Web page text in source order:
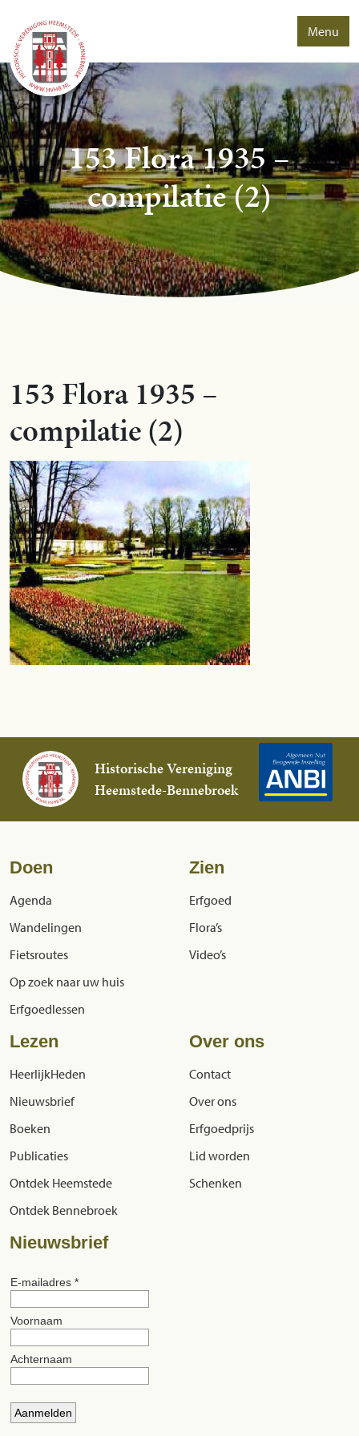
Menu
153 Flora 1935 –
compilatie (2)
153 Flora 1935 –
compilatie (2)
Historische Vereniging
Heemstede-Bennebroek
Doen
Agenda
Wandelingen
Fietsroutes
Op zoek naar uw huis
Erfgoedlessen
Zien
Erfgoed
Flora’s
Video’s
Lezen
HeerlijkHeden
Nieuwsbrief
Boeken
Publicaties
Ontdek Heemstede
Ontdek Bennebroek
Over ons
Contact
Over ons
Erfgoedprijs
Lid worden
Schenken
Nieuwsbrief